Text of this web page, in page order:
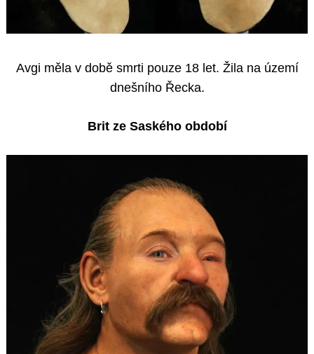
Avgi měla v době smrti pouze 18 let. Žila na území
dnešního Řecka.
Brit ze Saského období